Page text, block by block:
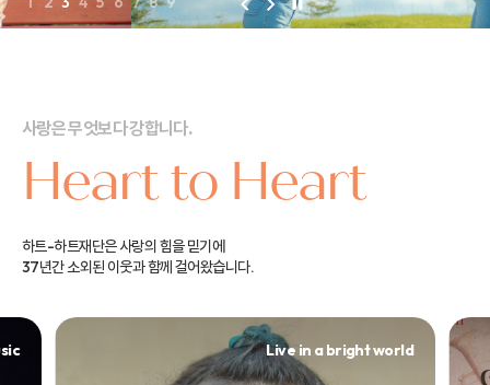
사랑은 무엇보다 강합니다.
Heart to Heart
하트-하트재단은 사랑의 힘을 믿기에
37년간 소외된 이웃과 함께 걸어왔습니다.
Live in a bright world